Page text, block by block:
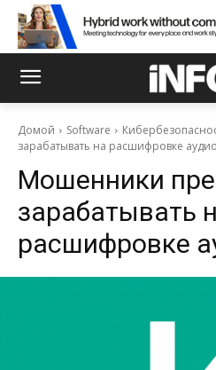
Домой Software
зарабатывать на расшифровке
Мошенники
зарабатывать
расшифровке